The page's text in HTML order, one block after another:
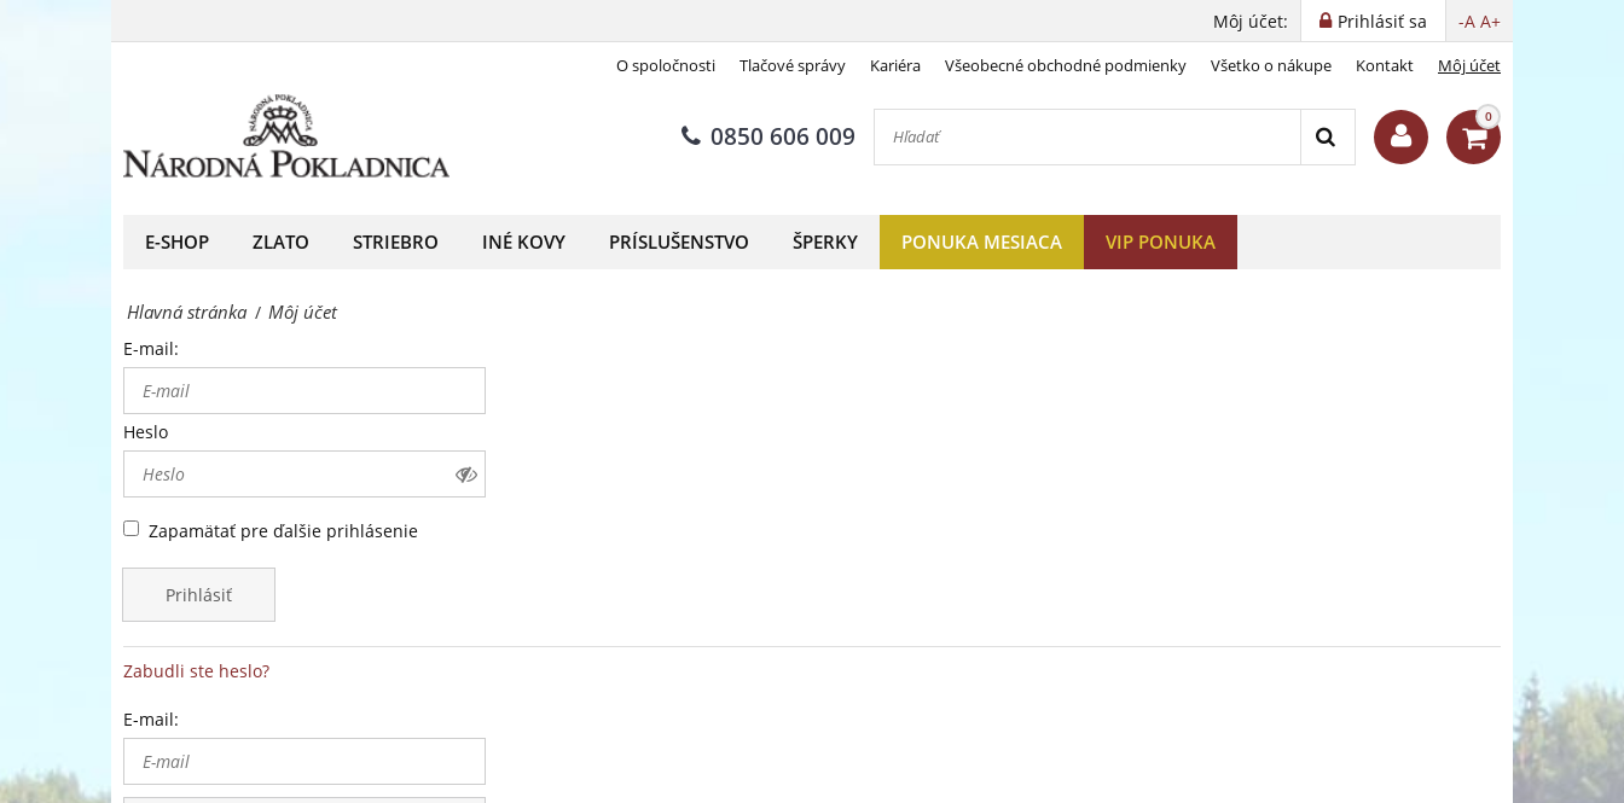
Národná
európsky
predajca
mincí
a
medailí
-A A+
Prihlásiť sa
Môj účet:
O spoločnosti Tlačové správy Kariéra Všeobecné obchodné podmienky Všetko o nákupe Kontakt Môj účet
0850 606 009
0
E-SHOP ZLATO STRIEBRO INÉ KOVY PRÍSLUŠENSTVO ŠPERKY PONUKA MESIACA VIP PONUKA
Hlavná stránka / Môj účet
E-mail:
Heslo
Zapamätať pre ďalšie prihlásenie
Prihlásiť
Zabudli ste heslo?
E-mail:
mincí
medailí